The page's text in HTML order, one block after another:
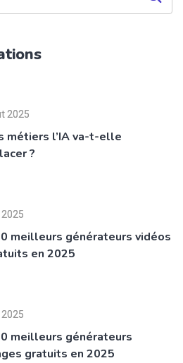
2025
métiers l’IA va-t-elle
?
meilleurs générateurs vidéos
en 2025
meilleurs générateurs
gratuits en 2025